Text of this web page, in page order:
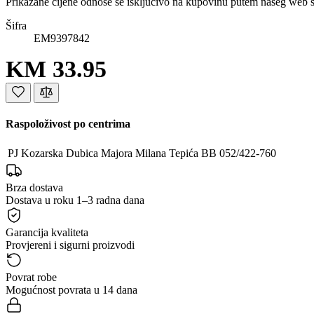
Šifra
EM9397842
KM 33.95
Raspoloživost po centrima
PJ Kozarska Dubica Majora Milana Tepića BB 052/422-760
Brza dostava
Dostava u roku 1–3 radna dana
Garancija kvaliteta
Provjereni i sigurni proizvodi
Povrat robe
Mogućnost povrata u 14 dana